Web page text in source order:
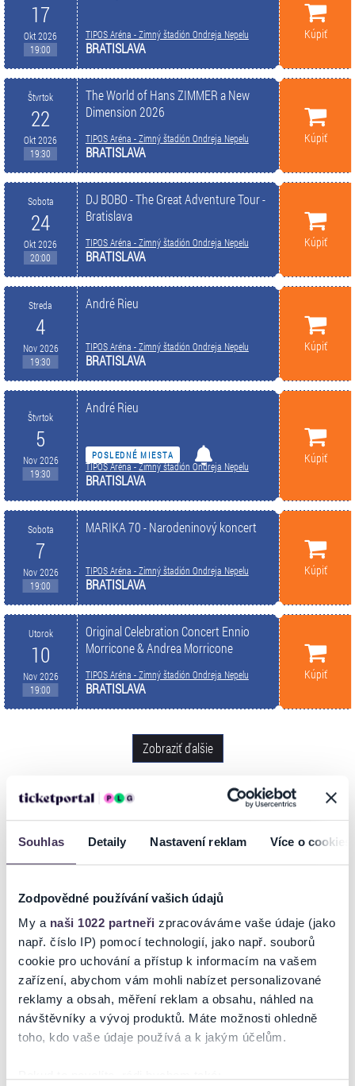
Souhlas Detaily Nastavení reklam Více o cookies
Zodpovědné používání vašich údajů
My a naši 1022 partneři zpracováváme vaše údaje (jako
např. číslo IP) pomocí technologií, jako např. souborů
cookie pro uchování a přístup k informacím na vašem
zařízení, abychom vám mohli nabízet personalizované
reklamy a obsah, měření reklam a obsahu, náhled na
návštěvníky a vývoj produktů. Máte možnosti ohledně
toho, kdo vaše údaje používá a k jakým účelům.
17
Okt 2026
19:00
TIPOS Aréna - Zimný štadión Ondreja Nepelu
BRATISLAVA
Kúpiť
Štvrtok
22
Okt 2026
19:30
The World of Hans ZIMMER a New
Dimension 2026
TIPOS Aréna - Zimný štadión Ondreja Nepelu
BRATISLAVA
Kúpiť
Sobota
24
Okt 2026
20:00
DJ BOBO - The Great Adventure Tour -
Bratislava
TIPOS Aréna - Zimný štadión Ondreja Nepelu
BRATISLAVA
Kúpiť
Streda
4
Nov 2026
19:30
André Rieu
TIPOS Aréna - Zimný štadión Ondreja Nepelu
BRATISLAVA
Kúpiť
Štvrtok
5
Nov 2026
19:30
André Rieu
POSLEDNÉ MIESTA
TIPOS Aréna - Zimný štadión Ondreja Nepelu
BRATISLAVA
Kúpiť
Sobota
7
Nov 2026
19:00
MARIKA 70 - Narodeninový koncert
TIPOS Aréna - Zimný štadión Ondreja Nepelu
BRATISLAVA
Kúpiť
Utorok
10
Nov 2026
19:00
Original Celebration Concert Ennio
Morricone & Andrea Morricone
TIPOS Aréna - Zimný štadión Ondreja Nepelu
BRATISLAVA
Kúpiť
Zobraziť ďalšie
NA MAPE
ZOBRAZIŤ MAPU